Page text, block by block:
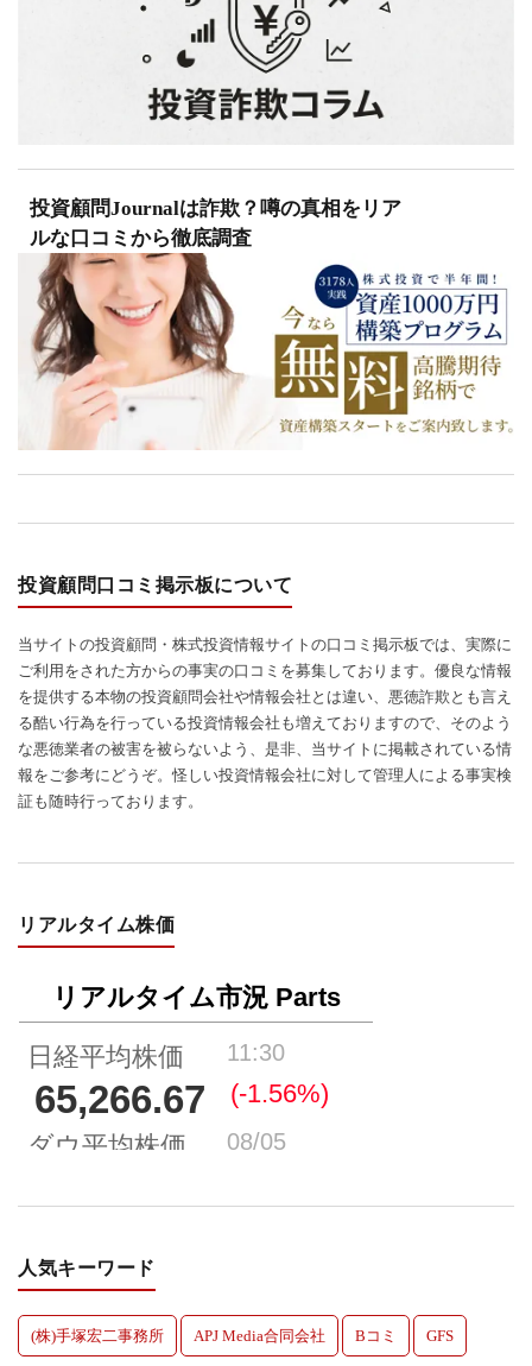
投資顧問Journalは詐欺？噂の真相をリア
ルな口コミから徹底調査
投資顧問口コミ掲示板について
当サイトの投資顧問・株式投資情報サイトの口コミ掲示板では、実際に
ご利用をされた方からの事実の口コミを募集しております。優良な情報
を提供する本物の投資顧問会社や情報会社とは違い、悪徳詐欺とも言え
る酷い行為を行っている投資情報会社も増えておりますので、そのよう
な悪徳業者の被害を被らないよう、是非、当サイトに掲載されている情
報をご参考にどうぞ。怪しい投資情報会社に対して管理人による事実検
証も随時行っております。
リアルタイム株価
人気キーワード
(株)手塚宏二事務所 APJ Media合同会社 Bコミ GFS